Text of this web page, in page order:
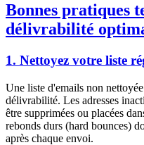
Bonnes pratiques
délivrabilité
1. Nettoyez votre liste
Une liste d'emails non
délivrabilité. Les adresses
être supprimées ou placées
rebonds durs (hard bounces)
après chaque envoi.